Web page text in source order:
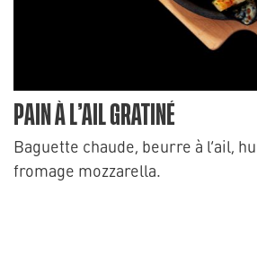
PAIN À L’AIL GRATINÉ
Baguette chaude, beurre à l’ail,
fromage mozzarella.